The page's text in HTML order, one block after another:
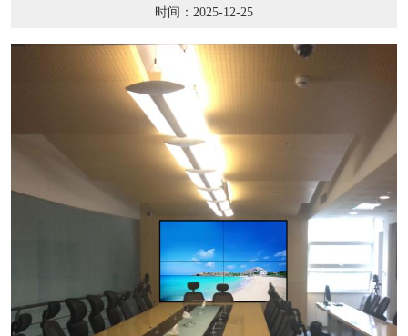
时间：2025-12-25